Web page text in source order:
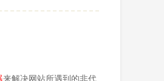
来解决网站所遇到的非代